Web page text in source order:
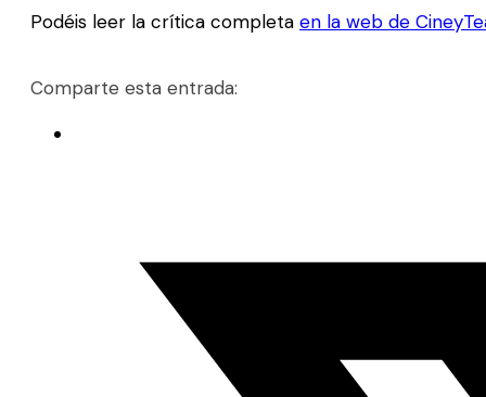
Podéis leer la crítica completa en la web de
Comparte esta entrada: